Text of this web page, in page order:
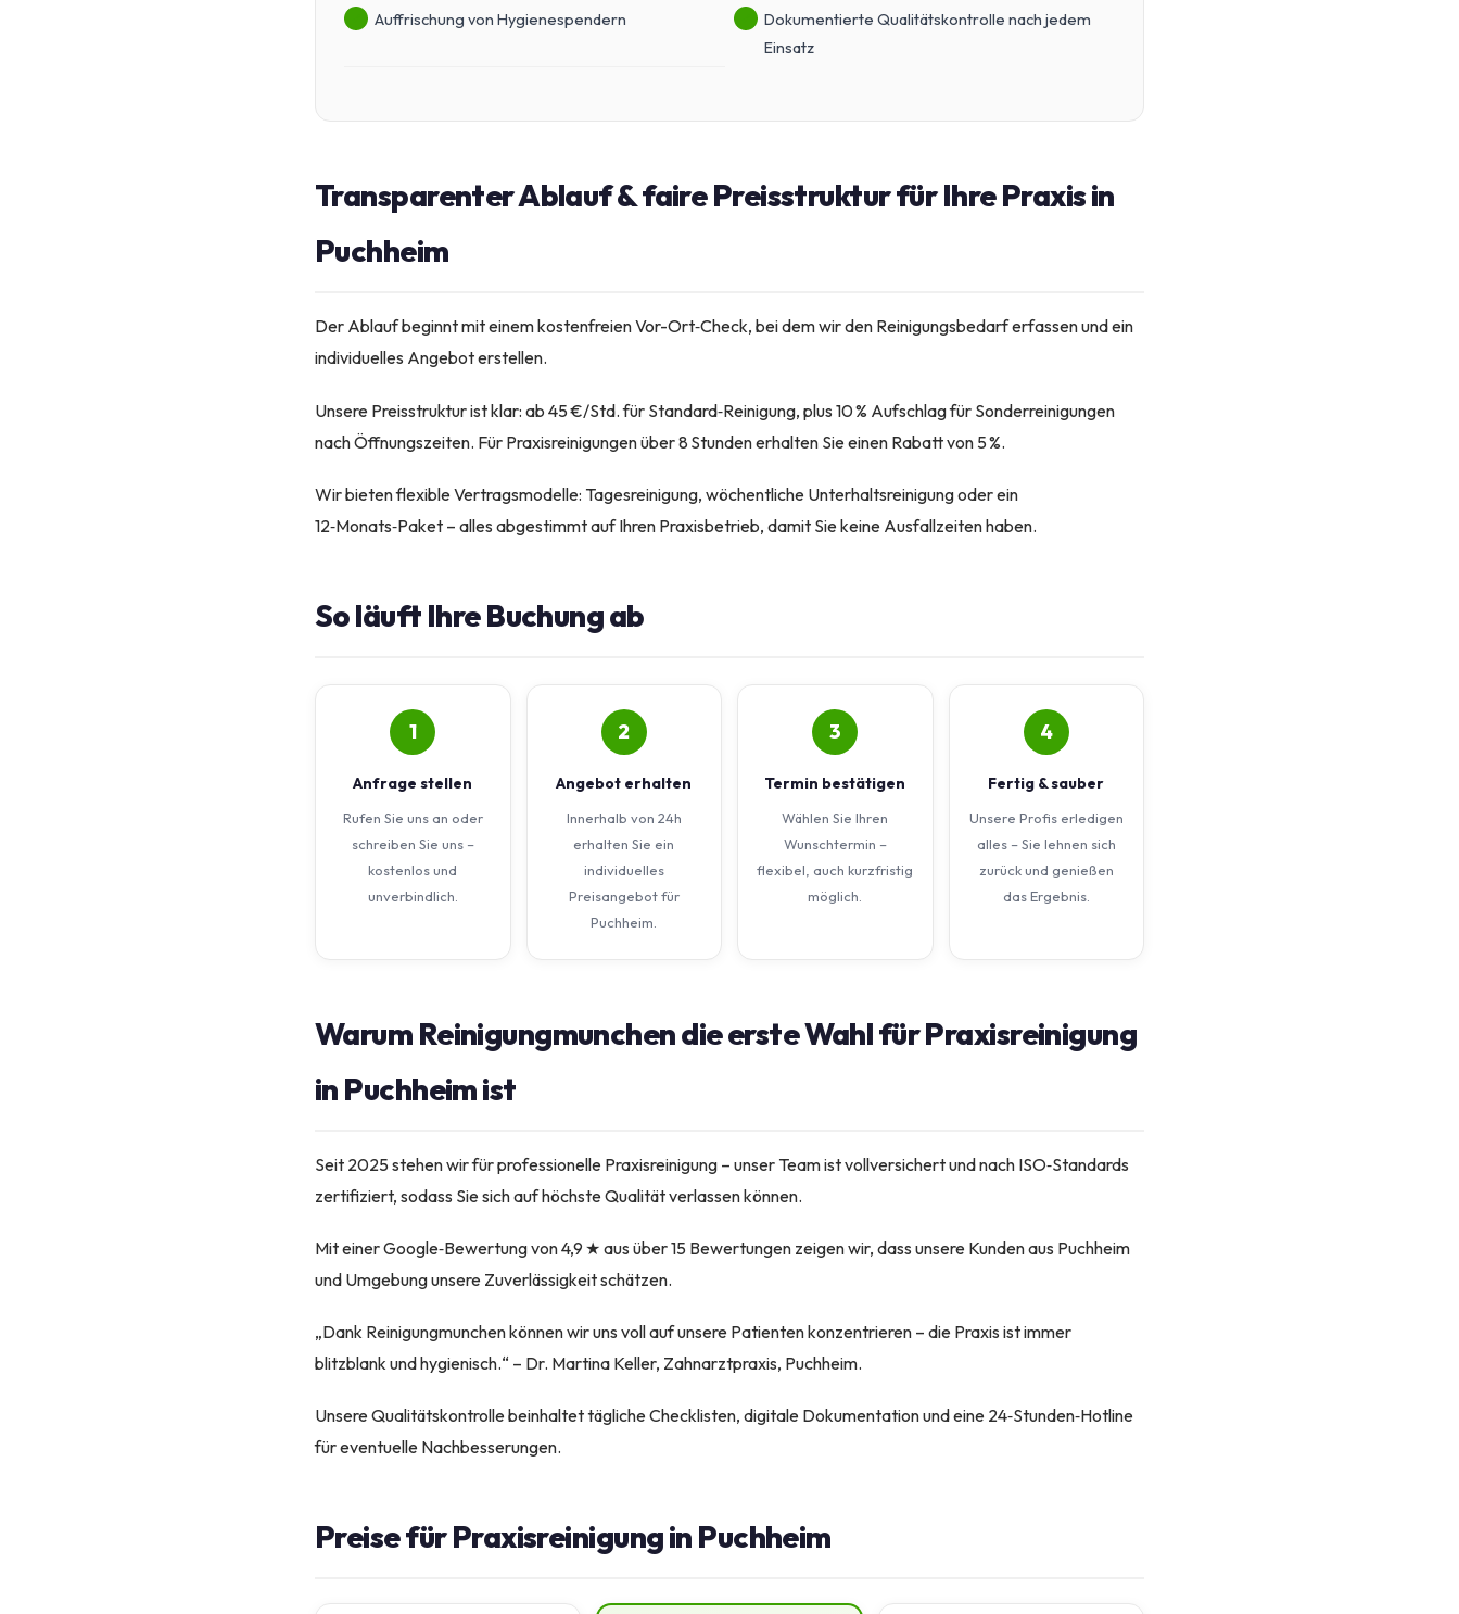
Auffrischung von Hygienespendern
Dokumentierte Qualitätskontrolle nach jedem
Einsatz
Transparenter Ablauf & faire Preisstruktur für Ihre Praxis in
Puchheim
Der Ablauf beginnt mit einem kostenfreien Vor-Ort‑Check, bei dem wir den Reinigungsbedarf erfassen und ein
individuelles Angebot erstellen.
Unsere Preisstruktur ist klar: ab 45 €/Std. für Standard‑Reinigung, plus 10 % Aufschlag für Sonderreinigungen
nach Öffnungszeiten. Für Praxisreinigungen über 8 Stunden erhalten Sie einen Rabatt von 5 %.
Wir bieten flexible Vertragsmodelle: Tagesreinigung, wöchentliche Unterhaltsreinigung oder ein
12‑Monats‑Paket – alles abgestimmt auf Ihren Praxisbetrieb, damit Sie keine Ausfallzeiten haben.
So läuft Ihre Buchung ab
1
Anfrage stellen
Rufen Sie uns an oder
schreiben Sie uns –
kostenlos und
unverbindlich.
2
Angebot erhalten
Innerhalb von 24h
erhalten Sie ein
individuelles
Preisangebot für
Puchheim.
3
Termin bestätigen
Wählen Sie Ihren
Wunschtermin –
flexibel, auch kurzfristig
möglich.
4
Fertig & sauber
Unsere Profis erledigen
alles – Sie lehnen sich
zurück und genießen
das Ergebnis.
Warum Reinigungmunchen die erste Wahl für Praxisreinigung
in Puchheim ist
Seit 2025 stehen wir für professionelle Praxisreinigung – unser Team ist vollversichert und nach ISO‑Standards
zertifiziert, sodass Sie sich auf höchste Qualität verlassen können.
Mit einer Google‑Bewertung von 4,9 ★ aus über 15 Bewertungen zeigen wir, dass unsere Kunden aus Puchheim
und Umgebung unsere Zuverlässigkeit schätzen.
„Dank Reinigungmunchen können wir uns voll auf unsere Patienten konzentrieren – die Praxis ist immer
blitzblank und hygienisch.“ – Dr. Martina Keller, Zahnarztpraxis, Puchheim.
Unsere Qualitätskontrolle beinhaltet tägliche Checklisten, digitale Dokumentation und eine 24‑Stunden‑Hotline
für eventuelle Nachbesserungen.
Preise für Praxisreinigung in Puchheim